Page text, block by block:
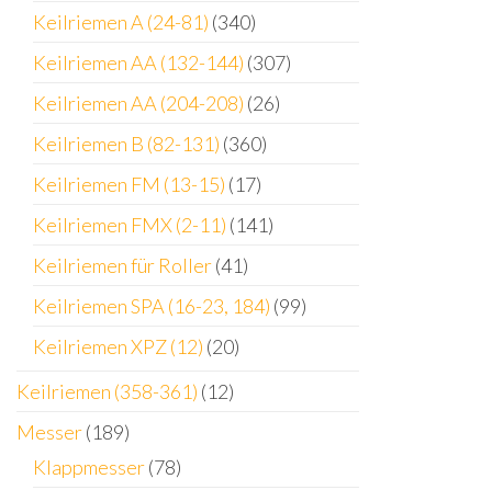
Keilriemen A (24-81) (340)
Keilriemen AA (132-144) (307)
Keilriemen AA (204-208) (26)
Keilriemen B (82-131) (360)
Keilriemen FM (13-15) (17)
Keilriemen FMX (2-11) (141)
Keilriemen für Roller(41)
Keilriemen SPA (16-23, 184) (99)
Keilriemen XPZ (12) (20)
Keilriemen (358-361) (12)
Messer(189)
Klappmesser(78)